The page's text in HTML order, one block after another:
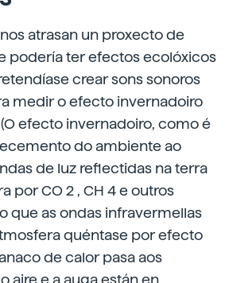
atrasan un proxecto de
podería ter efectos ecolóxicos
crear sons sonoros
medir o efecto invernadoiro
efecto invernadoiro, como é
do ambiente ao
de luz reflectidas na terra
por CO 2 , CH 4 e outros
que as ondas infravermellas
quéntase por efecto
de calor pasa aos
aire e a auga están en